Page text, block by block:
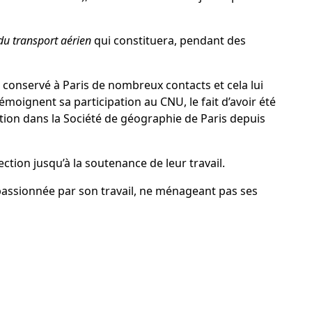
transport aérienqui constituera, pendant des
à Paris de nombreux contacts et cela lui
sa participation au CNU, le fait d’avoir été
dans la Société de géographie de Paris depuis
jusqu’à la soutenance de leur travail.
par son travail, ne ménageant pas ses